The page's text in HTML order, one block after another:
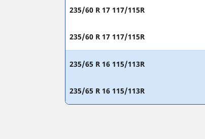
235/60 R 17 117/115R
235/60 R 17 117/115R
235/65 R 16 115/113R
235/65 R 16 115/113R